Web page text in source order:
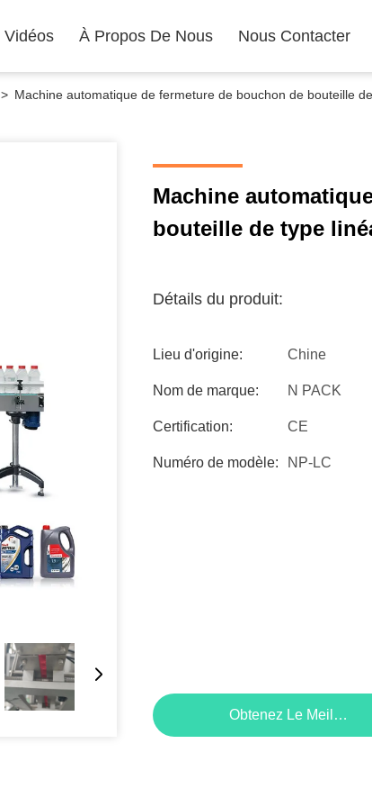
Vidéos À Propos De Nous Nous Contacter
> Machine automatique de fermeture de bouchon de bouteille
Machine
bouteille de type
Détails du produit:
Lieu d'origine: Chine
Nom de marque: N PACK
Certification: CE
Numéro de modèle: NP-LC
Obtenez Le Meilleur